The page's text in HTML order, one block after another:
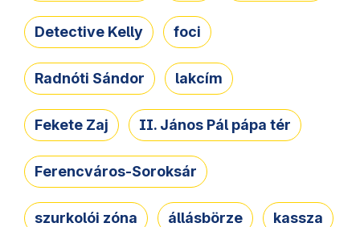
Detective Kelly foci
Radnóti Sándor lakcím
Fekete Zaj II. János Pál pápa tér
Ferencváros-Soroksár
szurkolói zóna állásbörze kassza